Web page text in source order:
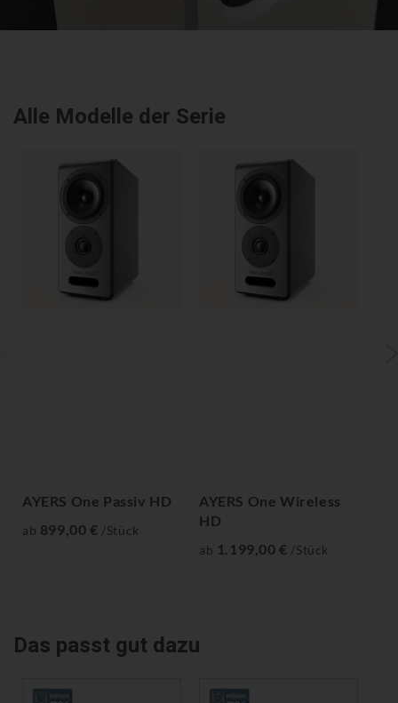
Alle Modelle der Serie
AYERS One Passiv HD
ab 899,00 € /Stück
AYERS One Wireless
HD
ab 1.199,00 € /Stück
Das passt gut dazu